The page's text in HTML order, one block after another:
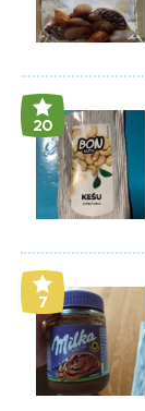
20
7